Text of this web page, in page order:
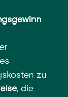
zu
, die